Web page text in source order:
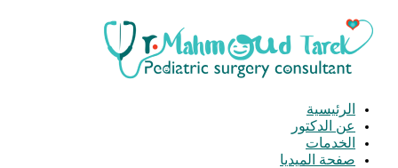
الرئيسية
عن الدكتور
الخدمات
صفحة الميديا